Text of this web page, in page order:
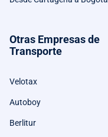
Otras Empresas de
Transporte
Velotax
Autoboy
Berlitur